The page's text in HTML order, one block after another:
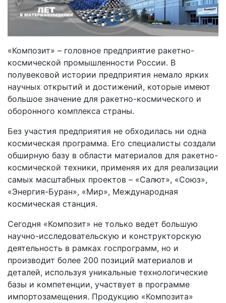
«Композит» – головное предприятие ракетно-
космической промышленности России. В
полувековой истории предприятия немало ярких
научных открытий и достижений, которые имеют
большое значение для ракетно-космического и
оборонного комплекса страны.
Без участия предприятия не обходилась ни одна
космическая программа. Его специалисты создали
обширную базу в области материалов для ракетно-
космической техники, применяя их для реализации
самых масштабных проектов – «Салют», «Союз»,
«Энергия-Буран», «Мир», Международная
космическая станция.
Сегодня «Композит» не только ведет большую
научно-исследовательскую и конструкторскую
деятельность в рамках госпрограмм, но и
производит более 200 позиций материалов и
деталей, используя уникальные технологические
базы и компетенции, участвует в программе
импортозамещения. Продукцию «Композита»